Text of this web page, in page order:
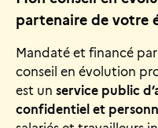
partenaire de votre
Mandaté et financé par
conseil en évolution
est un service public
confidentiel et